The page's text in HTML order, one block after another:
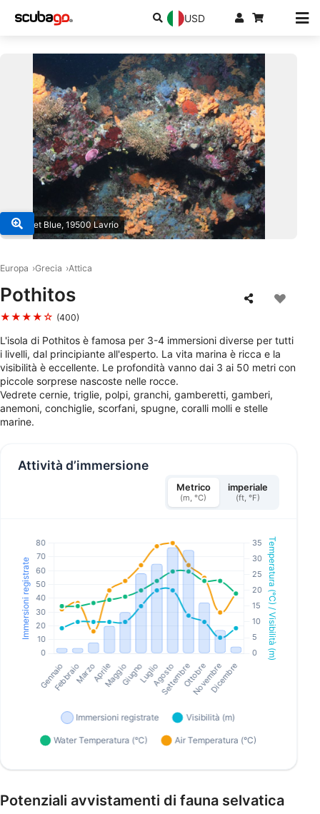
USD
© Planet Blue, 19500 Lavrio
Europa Grecia Attica
Pothitos
★★★★☆ (400)
L'isola di Pothitos è famosa per 3-4 immersioni diverse per tutti
i livelli, dal principiante all'esperto. La vita marina è ricca e la
visibilità è eccellente. Le profondità vanno dai 3 ai 50 metri con
piccole sorprese nascoste nelle rocce.
Vedrete cernie, triglie, polpi, granchi, gamberetti, gamberi,
anemoni, conchiglie, scorfani, spugne, coralli molli e stelle
marine.
Attività d’immersione
Metrico
(m, °C)
imperiale
(ft, °F)
Potenziali avvistamenti di fauna selvatica